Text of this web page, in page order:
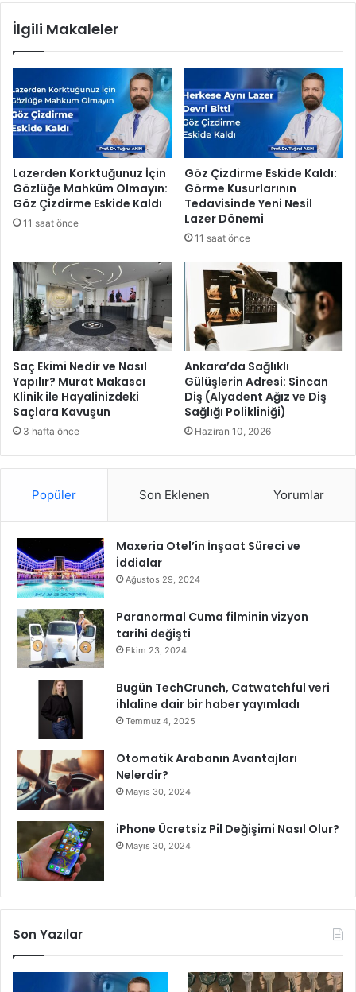
s
d
e
n
e
r
d
Z
y
r
e
k
i
ç
i
n
l
o
k
m
c
a
n
s
t
a
a
s
a
h
i
p
ç
ı
k
ı
y
İlgili Makaleler
Lazerden Korktuğunuz İçin
Gözlüğe Mahkûm Olmayın:
Göz Çizdirme Eskide Kaldı
11 saat önce
Göz Çizdirme Eskide Kaldı:
Görme Kusurlarının
Tedavisinde Yeni Nesil
Lazer Dönemi
11 saat önce
Saç Ekimi Nedir ve Nasıl
Yapılır? Murat Makascı
Klinik ile Hayalinizdeki
Saçlara Kavuşun
3 hafta önce
Ankara’da Sağlıklı
Gülüşlerin Adresi: Sincan
Diş (Alyadent Ağız ve Diş
Sağlığı Polikliniği)
Haziran 10, 2026
Popüler Son Eklenen Yorumlar
Maxeria Otel’in İnşaat Süreci ve
İddialar
Ağustos 29, 2024
Paranormal Cuma filminin vizyon
tarihi değişti
Ekim 23, 2024
Bugün TechCrunch, Catwatchful veri
ihlaline dair bir haber yayımladı
Temmuz 4, 2025
Otomatik Arabanın Avantajları
Nelerdir?
Mayıs 30, 2024
iPhone Ücretsiz Pil Değişimi Nasıl Olur?
Mayıs 30, 2024
Son Yazılar